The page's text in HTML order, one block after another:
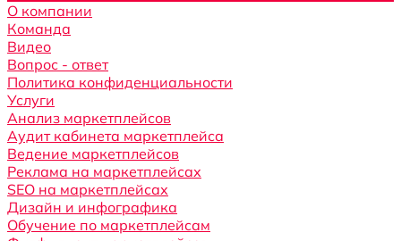
О компании
Команда
Видео
Вопрос - ответ
Политика конфиденциальности
Услуги
Анализ маркетплейсов
Аудит кабинета маркетплейса
Ведение маркетплейсов
Реклама на маркетплейсах
SEO на маркетплейсах
Дизайн и инфографика
Обучение по маркетплейсам